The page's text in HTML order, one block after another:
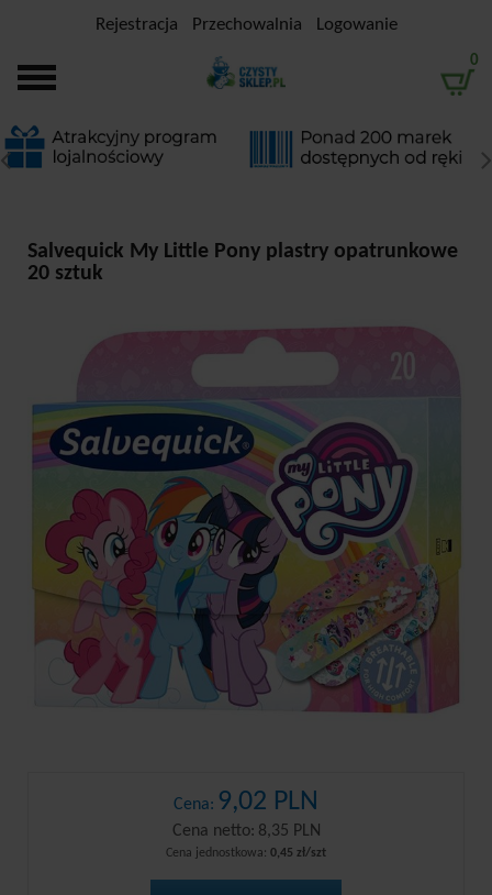
Rejestracja Przechowalnia Logowanie
0
Salvequick My Little Pony plastry opatrunkowe
20 sztuk
Cena: 9,02 PLN
Cena netto: 8,35 PLN
Cena jednostkowa: 0,45 zł/szt